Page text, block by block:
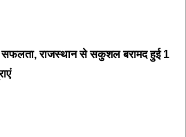
सफलता, राजस्थान से सकुशल बरामद हुई 1